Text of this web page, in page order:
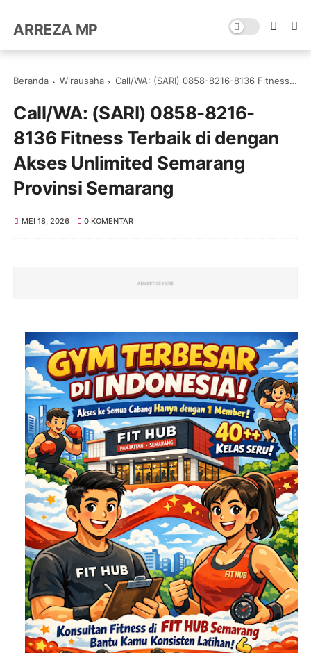
ARREZA MP
Beranda Wirausaha Call/WA: (SARI) 0858-8216-8136 Fitness Terbaik di dengan Akses Unlimited Semarang Provinsi Semarang
Call/WA: (SARI) 0858-8216-
8136 Fitness Terbaik di dengan
Akses Unlimited Semarang
Provinsi Semarang
MEI 18, 2026 0 KOMENTAR